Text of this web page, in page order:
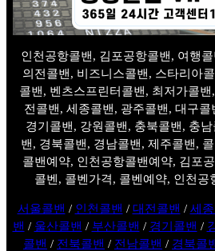
인천공항콜밴, 김포공항콜밴, 여행
의전콜밴, 비즈니스콜밴, 스타리아
콜밴, 벤츠스프린터콜밴, 최저가콜
전콜밴, 세종콜밴, 광주콜밴, 대구
경기콜밴, 강원콜밴, 충북콜밴, 충
밴, 경북콜밴, 경남콜밴, 제주콜밴,
콜밴예약, 인천공항콜밴예약, 김포
콜벤, 콜벤가격, 콜벤예약, 인천공
서울콜밴 / 인천콜밴 / 대전콜밴 / 세
밴 / 울산콜밴 / 부산콜밴 / 경기콜밴 /
콜밴 / 전북콜밴 / 전남콜밴 / 경북콜